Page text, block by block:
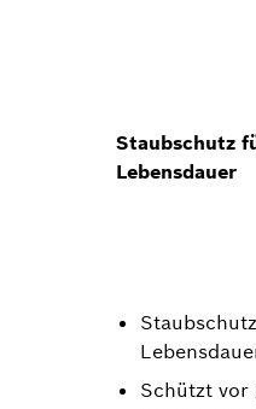
Staubschutz
Lebensdauer
Schützt vor